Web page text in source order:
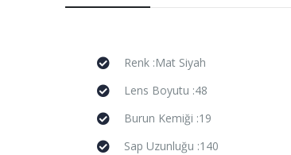
Renk :Mat Siyah
Lens Boyutu :48
Burun Kemiği :19
Sap Uzunluğu :140